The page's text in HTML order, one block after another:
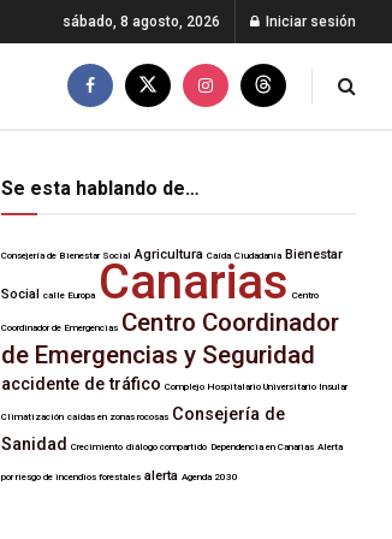
sábado, 8 agosto, 2026 Iniciar sesión
Se esta hablando de…
Consejería de Bienestar Social Agricultura Caída Ciudadanía Bienestar
Social calle Europa Canarias Centro
Coordinador de Emergencias Centro Coordinador
de Emergencias y Seguridad
accidente de tráfico Complejo Hospitalario Universitario Insular
Climatización caídas en zonas rocosas Consejería de
Sanidad Crecimiento diálogo compartido Dependencia en Canarias Alerta
por riesgo de incendios forestales alerta Agenda 2030